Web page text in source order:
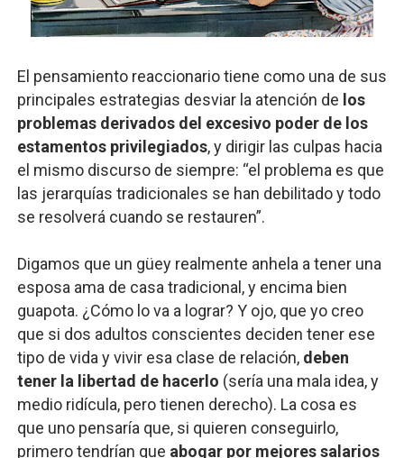
El pensamiento reaccionario tiene como una de sus
principales estrategias desviar la atención de los
problemas derivados del excesivo poder de los
estamentos privilegiados, y dirigir las culpas hacia
el mismo discurso de siempre: “el problema es que
las jerarquías tradicionales se han debilitado y todo
se resolverá cuando se restauren”.
Digamos que un güey realmente anhela a tener una
esposa ama de casa tradicional, y encima bien
guapota. ¿Cómo lo va a lograr? Y ojo, que yo creo
que si dos adultos conscientes deciden tener ese
tipo de vida y vivir esa clase de relación, deben
tener la libertad de hacerlo (sería una mala idea, y
medio ridícula, pero tienen derecho). La cosa es
que uno pensaría que, si quieren conseguirlo,
primero tendrían que abogar por mejores salarios